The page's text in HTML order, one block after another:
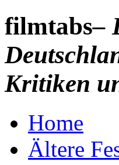
filmtabs–
Kritiken
Home
Ältere